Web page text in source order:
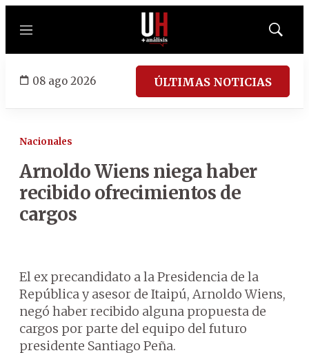
Menú
Mostrar
08 ago 2026 ÚLTIMAS NOTICIAS
Nacionales
Arnoldo Wiens niega haber
recibido ofrecimientos de
cargos
El ex precandidato a la Presidencia de la
República y asesor de Itaipú, Arnoldo Wiens,
negó haber recibido alguna propuesta de
cargos por parte del equipo del futuro
presidente Santiago Peña.